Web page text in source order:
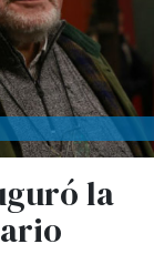
la